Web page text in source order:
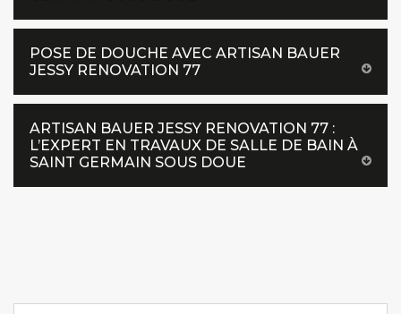
POSE DE DOUCHE AVEC ARTISAN BAUER
JESSY RENOVATION 77
ARTISAN BAUER JESSY RENOVATION 77 :
L’EXPERT EN TRAVAUX DE SALLE DE BAIN À
SAINT GERMAIN SOUS DOUE